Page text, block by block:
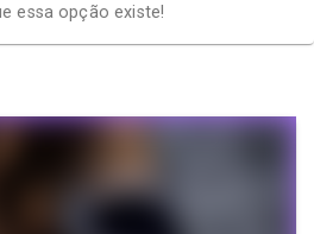
essa opção existe!